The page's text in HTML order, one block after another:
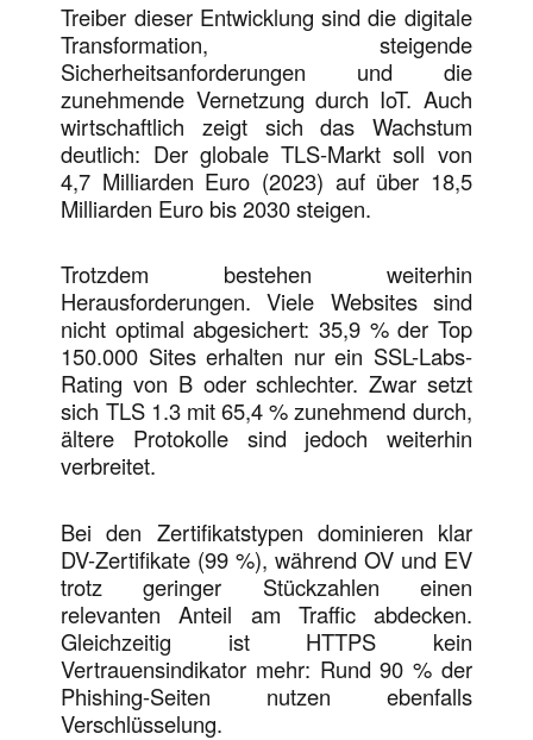
Treiber dieser Entwicklung sind die digitale
Transformation, steigende
Sicherheitsanforderungen und die
zunehmende Vernetzung durch IoT. Auch
wirtschaftlich zeigt sich das Wachstum
deutlich: Der globale TLS-Markt soll von
4,7 Milliarden Euro (2023) auf über 18,5
Milliarden Euro bis 2030 steigen.
Trotzdem bestehen weiterhin
Herausforderungen. Viele Websites sind
nicht optimal abgesichert: 35,9 % der Top
150.000 Sites erhalten nur ein SSL-Labs-
Rating von B oder schlechter. Zwar setzt
sich TLS 1.3 mit 65,4 % zunehmend durch,
ältere Protokolle sind jedoch weiterhin
verbreitet.
Bei den Zertifikatstypen dominieren klar
DV-Zertifikate (99 %), während OV und EV
trotz geringer Stückzahlen einen
relevanten Anteil am Traffic abdecken.
Gleichzeitig ist HTTPS kein
Vertrauensindikator mehr: Rund 90 % der
Phishing-Seiten nutzen ebenfalls
Verschlüsselung.